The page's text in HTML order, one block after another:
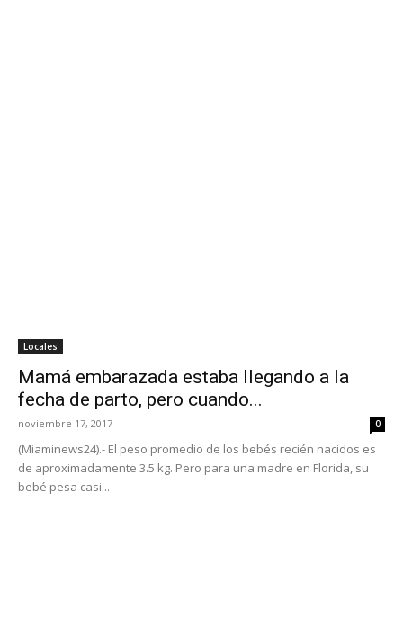
Locales
Mamá embarazada estaba llegando a la
fecha de parto, pero cuando...
noviembre 17, 2017 0
(Miaminews24).- El peso promedio de los bebés recién nacidos es
de aproximadamente 3.5 kg. Pero para una madre en Florida, su
bebé pesa casi...